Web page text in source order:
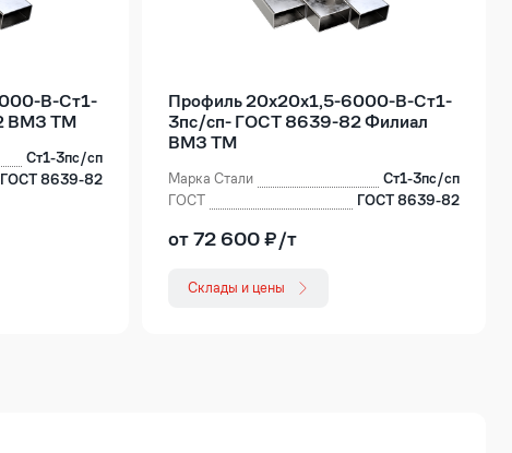
В-Ст1-
ВМЗ ТМ
Ст1-3пс/сп
ГОСТ 8639-82
Профиль 20х20х1,5-6000-В-Ст1-
3пс/сп- ГОСТ 8639-82 Филиал
ВМЗ ТМ
Марка Стали
Ст1-3пс/сп
ГОСТ
ГОСТ 8639-82
от 72 600 ₽/т
Склады и цены